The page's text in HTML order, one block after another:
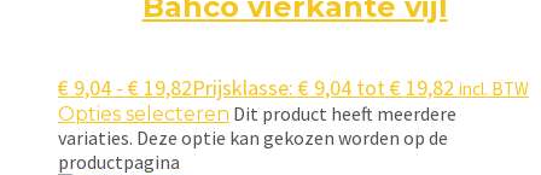
€ 9,04 - € 19,82Prijsklasse: € 9,04 tot € 19,82 incl. BTW
Opties selecteren Dit product heeft meerdere
variaties. Deze optie kan gekozen worden op de
productpagina